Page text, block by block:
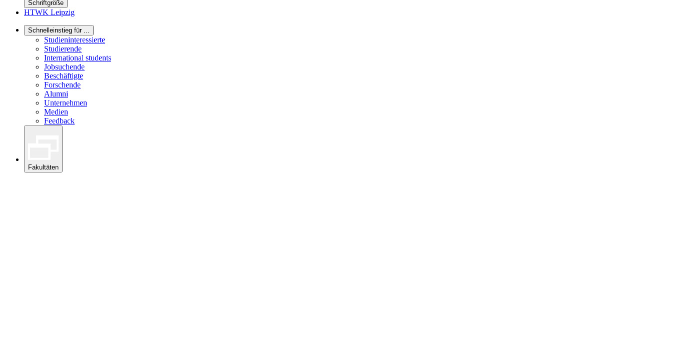
Schriftgröße
HTWK Leipzig
Schnelleinstieg für ...
Studieninteressierte
Studierende
International students
Jobsuchende
Beschäftigte
Forschende
Alumni
Unternehmen
Medien
Feedback
Fakultäten